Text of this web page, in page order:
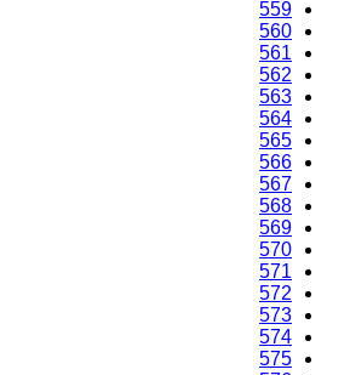
559
560
561
562
563
564
565
566
567
568
569
570
571
572
573
574
575